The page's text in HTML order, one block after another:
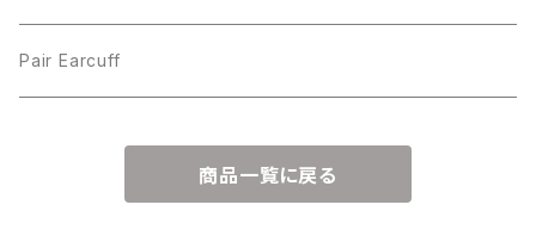
Pair Earcuff
商品一覧に戻る